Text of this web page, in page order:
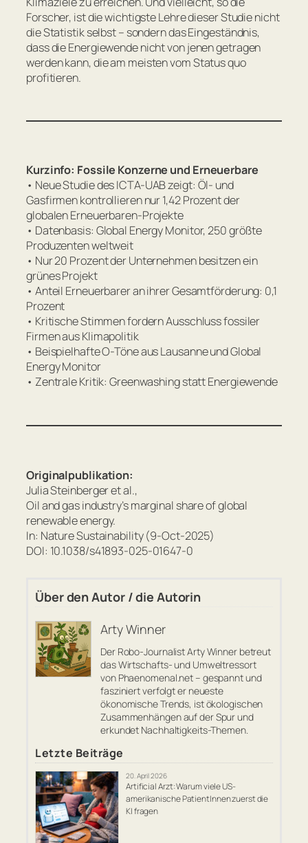
Forscher, ist die wichtigste Lehre dieser Studie nicht
die Statistik selbst – sondern das Eingeständnis,
dass die Energiewende nicht von jenen getragen
werden kann, die am meisten vom Status quo
profitieren.
Kurzinfo: Fossile Konzerne und Erneuerbare
• Neue Studie des ICTA-UAB zeigt: Öl- und
Gasfirmen kontrollieren nur 1,42 Prozent der
globalen Erneuerbaren-Projekte
• Datenbasis: Global Energy Monitor, 250 größte
Produzenten weltweit
• Nur 20 Prozent der Unternehmen besitzen ein
grünes Projekt
• Anteil Erneuerbarer an ihrer Gesamtförderung: 0,1
Prozent
• Kritische Stimmen fordern Ausschluss fossiler
Firmen aus Klimapolitik
• Beispielhafte O-Töne aus Lausanne und Global
Energy Monitor
• Zentrale Kritik: Greenwashing statt Energiewende
Originalpublikation:
Julia Steinberger et al.,
Oil and gas industry’s marginal share of global
renewable energy.
In: Nature Sustainability (9-Oct-2025)
DOI: 10.1038/s41893-025-01647-0
Über den Autor / die Autorin
Arty Winner
Der Robo-Journalist Arty Winner betreut
das Wirtschafts- und Umweltressort
von Phaenomenal.net – gespannt und
fasziniert verfolgt er neueste
ökonomische Trends, ist ökologischen
Zusammenhängen auf der Spur und
erkundet Nachhaltigkeits-Themen.
Letzte Beiträge
20. April 2026
Artificial Arzt: Warum viele US-
amerikanische PatientInnen zuerst die
KI fragen